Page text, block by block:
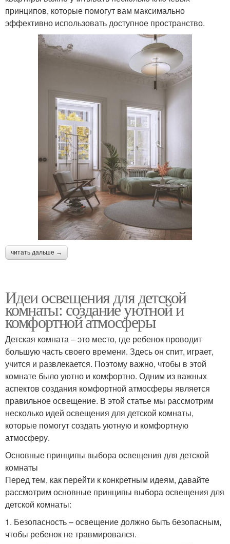
принципов, которые помогут вам максимально
эффективно использовать доступное пространство.
читать дальше →
Идеи освещения для детской
комнаты: создание уютной и
комфортной атмосферы
Детская комната – это место, где ребенок проводит
большую часть своего времени. Здесь он спит, играет,
учится и развлекается. Поэтому важно, чтобы в этой
комнате было уютно и комфортно. Одним из важных
аспектов создания комфортной атмосферы является
правильное освещение. В этой статье мы рассмотрим
несколько идей освещения для детской комнаты,
которые помогут создать уютную и комфортную
атмосферу.
Основные принципы выбора освещения для детской
комнаты
Перед тем, как перейти к конкретным идеям, давайте
рассмотрим основные принципы выбора освещения для
детской комнаты:
1. Безопасность – освещение должно быть безопасным,
чтобы ребенок не травмировался.